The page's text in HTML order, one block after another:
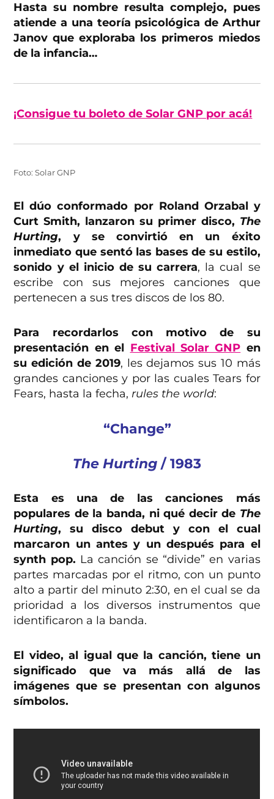
Hasta su nombre resulta complejo, pues
atiende a una teoría psicológica de Arthur
Janov que exploraba los primeros miedos
de la infancia…
¡Consigue tu boleto de Solar GNP por acá!
Foto: Solar GNP
El dúo conformado por Roland Orzabal y
Curt Smith, lanzaron su primer disco, The
Hurting, y se convirtió en un éxito
inmediato que sentó las bases de su estilo,
sonido y el inicio de su carrera, la cual se
escribe con sus mejores canciones que
pertenecen a sus tres discos de los 80.
Para recordarlos con motivo de su
presentación en el Festival Solar GNP en
su edición de 2019, les dejamos sus 10 más
grandes canciones y por las cuales Tears for
Fears, hasta la fecha, rules the world:
“Change”
The Hurting / 1983
Esta es una de las canciones más
populares de la banda, ni qué decir de The
Hurting, su disco debut y con el cual
marcaron un antes y un después para el
synth pop. La canción se “divide” en varias
partes marcadas por el ritmo, con un punto
alto a partir del minuto 2:30, en el cual se da
prioridad a los diversos instrumentos que
identificaron a la banda.
El video, al igual que la canción, tiene un
significado que va más allá de las
imágenes que se presentan con algunos
símbolos.